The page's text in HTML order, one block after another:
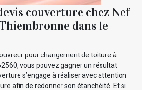
couverture chez Nef
dans le
pour changement de toiture à
vous pouvez gagner un résultat
s’engage à réaliser avec attention
afin de redonner son étanchéité. Et si